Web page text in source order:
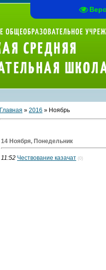
Главная » 2016 » Ноябрь
14 Ноября, Понедельник
11:52 Чествование казачат (0)